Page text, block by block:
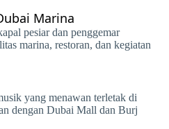
Marina
pesiar dan penggemar
marina, restoran, dan kegiatan
yang menawan terletak di
dengan Dubai Mall dan Burj